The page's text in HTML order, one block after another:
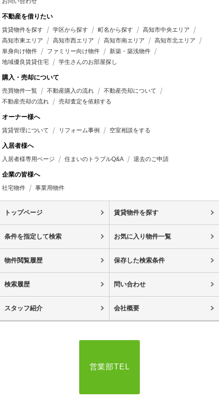
不動産を借りたい
賃貸物件を探す 学区から探す 町名から探す
高知市中央エリア
高知市東エリア
高知市西エリア 高知市南エリア
高知市北エリア
単身向け物件
ファミリー向け物件
新築・築浅物件
地域優良賃貸住宅
学生さんのお部屋探し
購入・売却について
売買物件一覧 不動産購入の流れ
不動産売却について
不動産売却の流れ
売却査定を依頼する
オーナー様へ
賃貸管理について リフォーム事例 空室相談をする
入居者様へ
入居者様専用ページ 住まいのトラブルQ&A 退去のご申請
企業の皆様へ
社宅物件 事業用物件
トップページ 賃貸物件を探す
条件を指定して検索 お気に入り物件一覧
物件閲覧履歴 保存した検索条件
検索履歴 問い合わせ
スタッフ紹介 会社概要
営業部TEL